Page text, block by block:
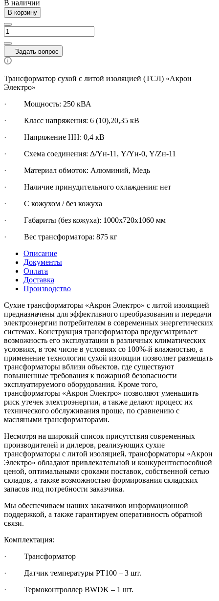
В наличии
В корзину
Задать вопрос
Трансформатор сухой с литой изоляцией (ТСЛ) «Акрон
Электро»
· Мощность: 250 кВА
· Класс напряжения: 6 (10),20,35 кВ
· Напряжение НН: 0,4 кВ
· Схема соединения: Δ/Yн-11, Y/Yн-0, Y/Zн-11
· Материал обмоток: Алюминий, Медь
· Наличие принудительного охлаждения: нет
· С кожухом / без кожуха
· Габариты (без кожуха): 1000х720х1060 мм
· Вес трансформатора: 875 кг
Описание
Документы
Оплата
Доставка
Производство
Сухие трансформаторы «Акрон Электро» с литой изоляцией
предназначены для эффективного преобразования и передачи
электроэнергии потребителям в современных энергетических
системах. Конструкция трансформатора предусматривает
возможность его эксплуатации в различных климатических
условиях, в том числе в условиях со 100%-й влажностью, а
применение технологии сухой изоляции позволяет размещать
трансформаторы вблизи объектов, где существуют
повышенные требования к пожарной безопасности
эксплуатируемого оборудования. Кроме того,
трансформаторы «Акрон Электро» позволяют уменьшить
риск утечек электроэнергии, а также делают процесс их
технического обслуживания проще, по сравнению с
масляными трансформаторами.
Несмотря на широкий список присутствия современных
производителей и дилеров, реализующих сухие
трансформаторы с литой изоляцией, трансформаторы «Акрон
Электро» обладают привлекательной и конкурентоспособной
ценой, оптимальными сроками поставок, собственной сетью
складов, а также возможностью формирования складских
запасов под потребности заказчика.
Мы обеспечиваем наших заказчиков информационной
поддержкой, а также гарантируем оперативность обратной
связи.
Комплектация:
· Трансформатор
· Датчик температуры РТ100 – 3 шт.
· Термоконтроллер BWDK – 1 шт.